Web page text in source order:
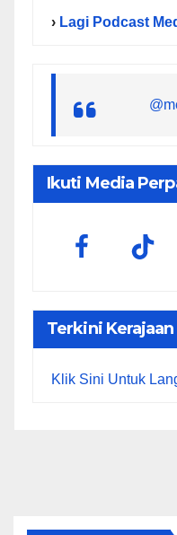
› Lagi Podcast
Ikuti Media
Terkini
Klik Sini Untuk